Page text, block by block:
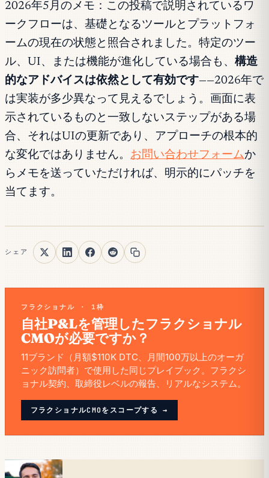
2026年5月のメモ：この投稿で説明されているワ
ークフローは、基礎となるツールとプラットフォ
ームの現在の状態と照合されました。特定のツー
ル、UI、または機能が進化している場合も、 構造
的なアドバイスは依然として有効です——2026年で
は実装が多少異なって見えるでしょう。画面に表
示されているものと一致しないステップがある場
合、それはUIの更新であり、アプローチの根本的
な変化ではありません。 お問い合わせフォームか
らメモを送っていただければ、明示的にパッチを
当てます。
シェア
フラクショナル · 1枠
自社P&Lを管理したフラクショナル
CMOが必要ですか？
11ブランド（月額$110K DTC、月間100万以上のオーガ
ニック訪問者）で使用した同じプレイブック。フラクシ
ョナル契約、取締役レベルの報告、リアルなシステム。
フラクショナルCMOをスコープする →